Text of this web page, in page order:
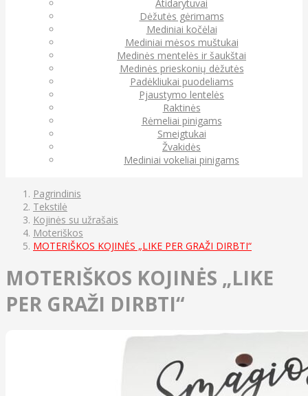
Atidarytuvai
Dėžutės gėrimams
Mediniai kočėlai
Mediniai mėsos muštukai
Medinės mentelės ir šaukštai
Medinės prieskonių dėžutės
Padėkliukai puodeliams
Pjaustymo lentelės
Raktinės
Rėmeliai pinigams
Smeigtukai
Žvakidės
Mediniai vokeliai pinigams
Pagrindinis
Tekstilė
Kojinės su užrašais
Moteriškos
MOTERIŠKOS KOJINĖS „LIKE PER GRAŽI DIRBTI“
MOTERIŠKOS KOJINĖS „LIKE
PER GRAŽI DIRBTI“